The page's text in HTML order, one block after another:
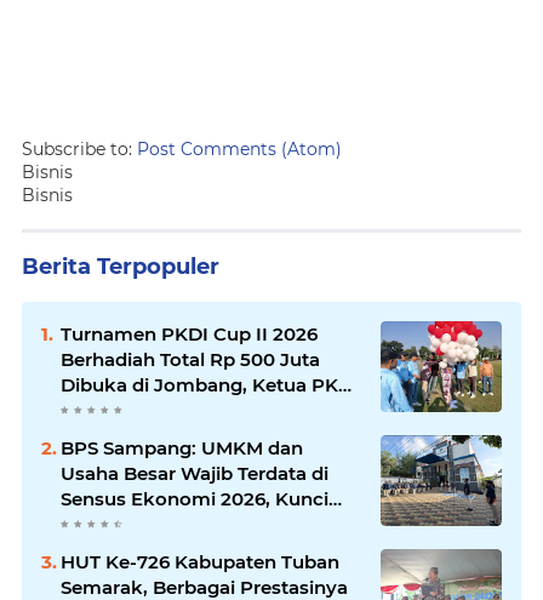
Subscribe to: Post Comments (Atom)
Bisnis
Bisnis
Berita Terpopuler
Turnamen PKDI Cup II 2026
Berhadiah Total Rp 500 Juta
Dibuka di Jombang, Ketua PKDI
Jatim Syaifullah Mahdi: Ajang
Komunikasi Antar-Kades untuk
Memajukan Desa
BPS Sampang: UMKM dan
Usaha Besar Wajib Terdata di
Sensus Ekonomi 2026, Kunci
Kebijakan Tepat Sasaran
HUT Ke-726 Kabupaten Tuban
Semarak, Berbagai Prestasinya